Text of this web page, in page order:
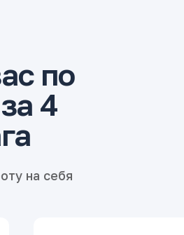
по
4
на себя